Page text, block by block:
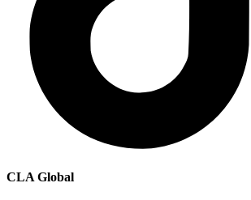
CLA Global